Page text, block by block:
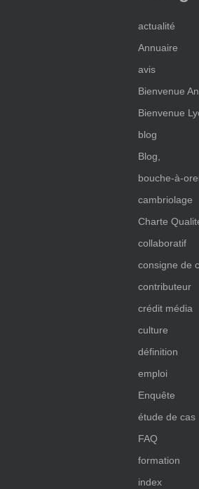
actualité
Annuaire
avis
Bienvenue
Bienvenue
blog
Blog,
bouche-à-
cambriolage
Charte
collaboratif
consigne de
contributeur
crédit média
culture
définition
emploi
Enquête
étude de cas
FAQ
formation
index